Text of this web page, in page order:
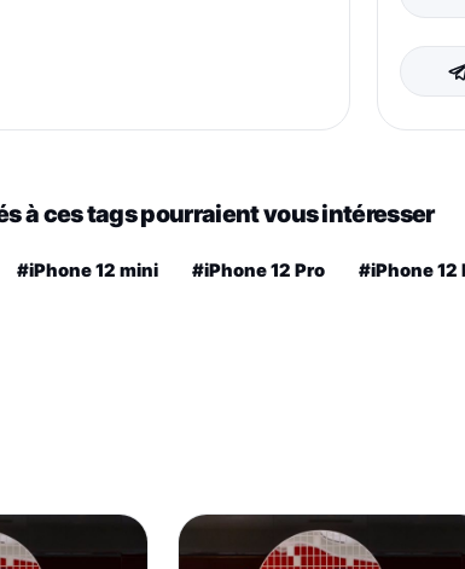
à ces tags pourraient vous intéresser
#iPhone 12 mini #iPhone 12 Pro #iPhone 12